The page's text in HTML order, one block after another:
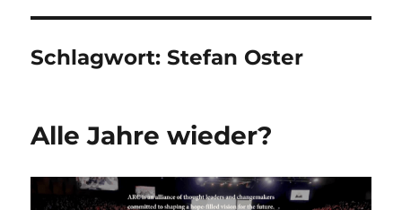
Schlagwort:Stefan Oster
Alle Jahre wieder?